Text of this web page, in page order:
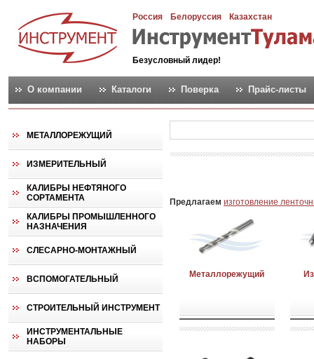
Россия Белоруссия Казахстан
Безусловный лидер!
О компании Каталоги Поверка Прайс-листы
МЕТАЛЛОРЕЖУЩИЙ
ИЗМЕРИТЕЛЬНЫЙ
КАЛИБРЫ НЕФТЯНОГО
СОРТАМЕНТА
КАЛИБРЫ ПРОМЫШЛЕННОГО
НАЗНАЧЕНИЯ
СЛЕСАРНО-МОНТАЖНЫЙ
ВСПОМОГАТЕЛЬНЫЙ
СТРОИТЕЛЬНЫЙ ИНСТРУМЕНТ
ИНСТРУМЕНТАЛЬНЫЕ
НАБОРЫ
Предлагаем изготовление
Металлорежущий